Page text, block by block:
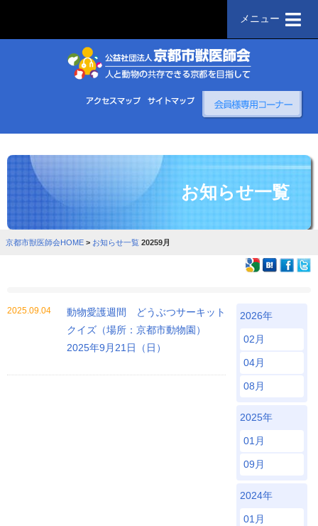
メニュー
お知らせ一覧
京都市獣医師会HOME > お知らせ一覧 20259月
2025.09.04
動物愛護週間 どうぶつサーキット
クイズ（場所：京都市動物園）
2025年9月21日（日）
2026年
02月
04月
08月
2025年
01月
09月
2024年
01月